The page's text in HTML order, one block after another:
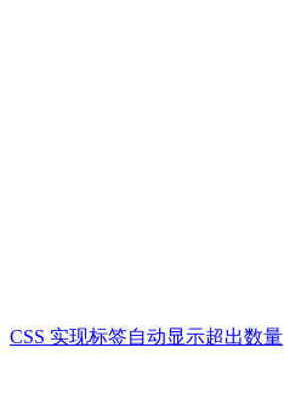
CSS 实现标签自动显示超出数量